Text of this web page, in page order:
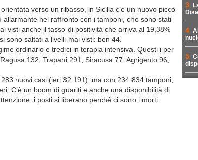
verso un ribasso, in Sicilia c’è un nuovo picco
nel raffronto con i tamponi, che sono stati
visti anche il tasso di positività che arriva al 19,38%
sono saltati a livelli mai visti: ben 44.
ordinario e tredici in terapia intensiva. Questi i per
132, Trapani 291, Siracusa 77, Agrigento 96,
nuovi casi (ieri 32.191), ma con 234.834 tamponi,
C’è un boom di guariti e anche una disponibilità di
i posti si liberano perché ci sono i morti.
3
4
5